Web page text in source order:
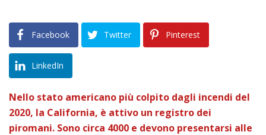
Facebook Twitter Pinterest
LinkedIn
Nello stato americano più colpito dagli incendi del
2020, la California, è attivo un registro dei
piromani. Sono circa 4000 e devono presentarsi alle